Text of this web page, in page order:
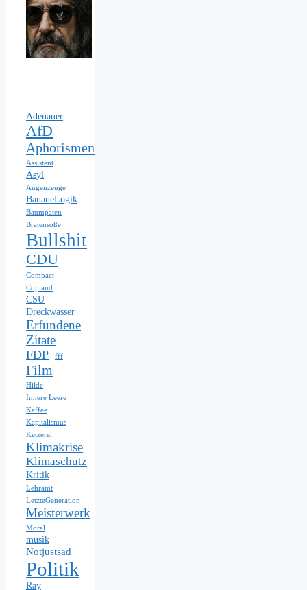
Adenauer
AfD
Aphorismen
Assistent
Asyl
Augenzeuge
BananeLogik
Baumpaten
Bratensoße
Bullshit
CDU
Compact
Copland
CSU
Dreckwasser
Erfundene
Zitate
FDP fff
Film
Hilde
Innere Leere
Kaffee
Kapitalismus
Ketzerei
Klimakrise
Klimaschutz
Kritik
Lehramt
LetzteGeneration
Meisterwerk
Moral
musik
Notjustsad
Politik
Ray